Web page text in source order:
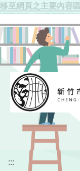
移至網頁之主要內容
:::